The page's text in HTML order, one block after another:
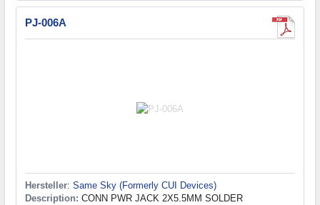
PJ-006A
Hersteller: Same Sky (Formerly CUI Devices)
Description: CONN PWR JACK 2X5.5MM SOLDER